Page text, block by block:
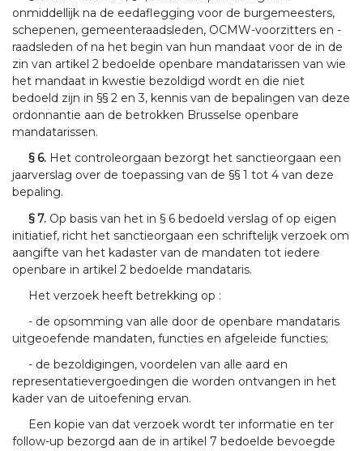
onmiddellijk na de eedaflegging voor de burgemeesters,
schepenen, gemeenteraadsleden, OCMW-voorzitters en -
raadsleden of na het begin van hun mandaat voor de in de
zin van artikel 2 bedoelde openbare mandatarissen van wie
het mandaat in kwestie bezoldigd wordt en die niet
bedoeld zijn in §§ 2 en 3, kennis van de bepalingen van deze
ordonnantie aan de betrokken Brusselse openbare
mandatarissen.
§ 6. Het controleorgaan bezorgt het sanctieorgaan een
jaarverslag over de toepassing van de §§ 1 tot 4 van deze
bepaling.
§ 7. Op basis van het in § 6 bedoeld verslag of op eigen
initiatief, richt het sanctieorgaan een schriftelijk verzoek om
aangifte van het kadaster van de mandaten tot iedere
openbare in artikel 2 bedoelde mandataris.
Het verzoek heeft betrekking op :
- de opsomming van alle door de openbare mandataris
uitgeoefende mandaten, functies en afgeleide functies;
- de bezoldigingen, voordelen van alle aard en
representatievergoedingen die worden ontvangen in het
kader van de uitoefening ervan.
Een kopie van dat verzoek wordt ter informatie en ter
follow-up bezorgd aan de in artikel 7 bedoelde bevoegde